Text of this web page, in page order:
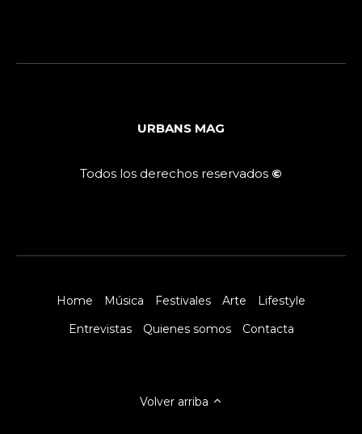
URBANS MAG
Todos los derechos reservados ©
Home Música Festivales Arte
Lifestyle
Entrevistas
Quienes somos Contacta
Volver arriba